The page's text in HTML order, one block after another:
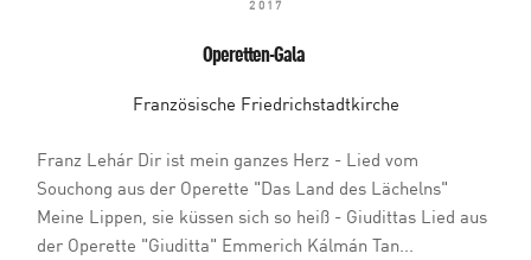
2017
Operetten-Gala
Französische Friedrichstadtkirche
Franz Lehár Dir ist mein ganzes Herz - Lied vom
Souchong aus der Operette "Das Land des Lächelns"
Meine Lippen, sie küssen sich so heiß - Giudittas Lied aus
der Operette "Giuditta" Emmerich Kálmán Tan...